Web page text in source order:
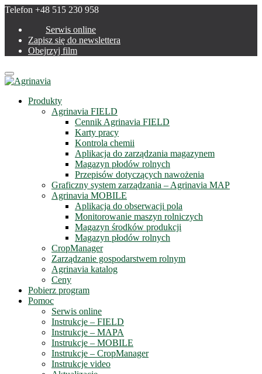
Telefon +48 515 230 958
Serwis online
Zapisz się do newslettera
Obejrzyj film
Menu
Produkty
Agrinavia FIELD
Cennik Agrinavia FIELD
Karty pracy
Kontrola chemii
Aplikacja do zarządzania magazynem
Magazyn płodów rolnych
Przepisów dotyczących nawożenia
Graficzny system zarządzania – Agrinavia MAP
Agrinavia MOBILE
Aplikacja do obserwacji pola
Monitorowanie maszyn rolniczych
Magazyn środków produkcji
Magazyn płodów rolnych
CropManager
Zarządzanie gospodarstwem rolnym
Agrinavia katalog
Ceny
Pobierz program
Pomoc
Serwis online
Instrukcje – FIELD
Instrukcje – MAPA
Instrukcje – MOBILE
Instrukcje – CropManager
Instrukcje video